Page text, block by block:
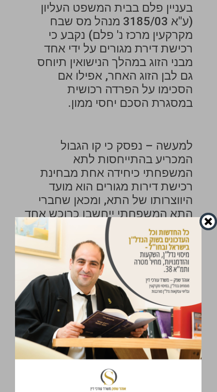
בעניין פלם בבית המשפט העליון
(ע"א 3185/03 מנהל מס שבח
מקרקעין מרכז נ' פלם) נקבע כי
רכישת דירת מגורים על ידי אחד
מבני הזוג במהלך הנישואין תיוחס
גם לבן הזוג האחר, אפילו אם
הסכימו על הפרדה רכושית
במסגרת הסכם יחסי ממון.
למעשה – נפסק כי קו הגבול
המכריע בהתייחסות לתא
המשפחתי כיחידה אחת מבחינת
רכישת דירות מגורים הוא מועד
היווצרותו של התא, ומכאן שחברי
התא המשפחתי ייחשבו כרוכש אחד
רק לגבי דירות שנרכשו לאחר
הנישואין.
הלכת פלם גם הורחבה לאחר מכן
– בעניין רוזנשטיין סופי (ו"ע
1038/03 רוזנשטיין סופי נ' מנהל
מס שבח נתניה) נדון מצב בו בני זוג
חתמו על הסכם ממון לפני
נישואיהם, אשר קבע הפרדה
הביא איתו לחיי הנישואים, ובכל